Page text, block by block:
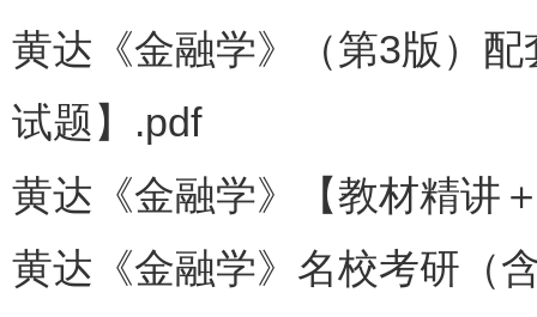
黄达《金融学》（第3版）
试题】.pdf
黄达《金融学》【教材精讲
黄达《金融学》名校考研（